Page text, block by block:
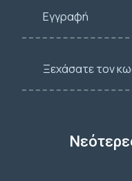
Εγγραφή
Ξεχάσατε τον